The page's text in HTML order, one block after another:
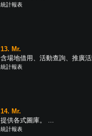
統計報表
13. Mr.
含場地借用、活動查詢、推廣
統計報表
14. Mr.
提供各式圖庫。 ...
統計報表